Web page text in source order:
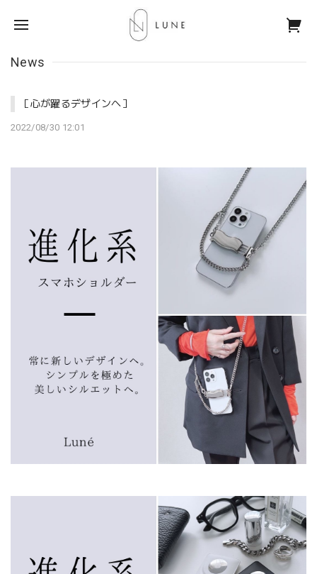
News
［心が躍るデザインへ］
2022/08/30 12:01